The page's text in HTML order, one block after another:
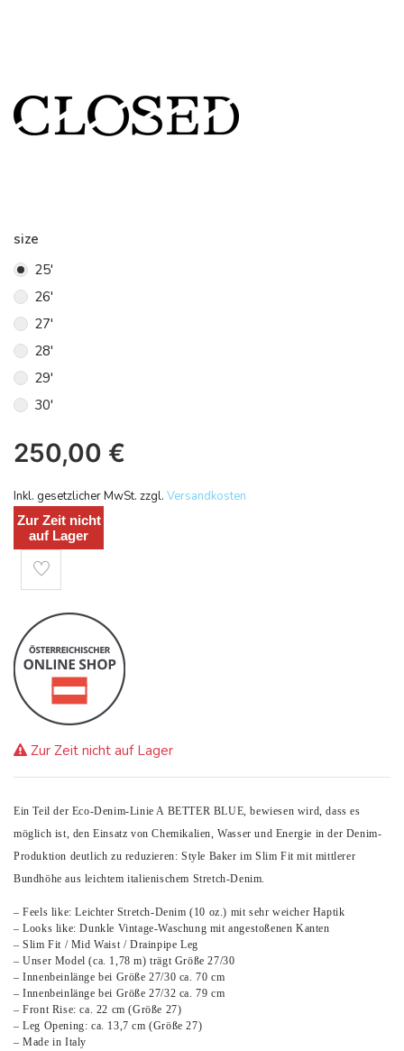
size
25'
26'
27'
28'
29'
30'
250,00 €
Inkl. gesetzlicher MwSt. zzgl. Versandkosten
Zur Zeit nicht
auf Lager
Zur Zeit nicht auf Lager
Ein Teil der Eco-Denim-Linie A BETTER BLUE, bewiesen wird, dass es
möglich ist, den Einsatz von Chemikalien, Wasser und Energie in der Denim-
Produktion deutlich zu reduzieren: Style Baker im Slim Fit mit mittlerer
Bundhöhe aus leichtem italienischem Stretch-Denim.
– Feels like: Leichter Stretch-Denim (10 oz.) mit sehr weicher Haptik
– Looks like: Dunkle Vintage-Waschung mit angestoßenen Kanten
– Slim Fit / Mid Waist / Drainpipe Leg
– Unser Model (ca. 1,78 m) trägt Größe 27/30
– Innenbeinlänge bei Größe 27/30 ca. 70 cm
– Innenbeinlänge bei Größe 27/32 ca. 79 cm
– Front Rise: ca. 22 cm (Größe 27)
– Leg Opening: ca. 13,7 cm (Größe 27)
– Made in Italy